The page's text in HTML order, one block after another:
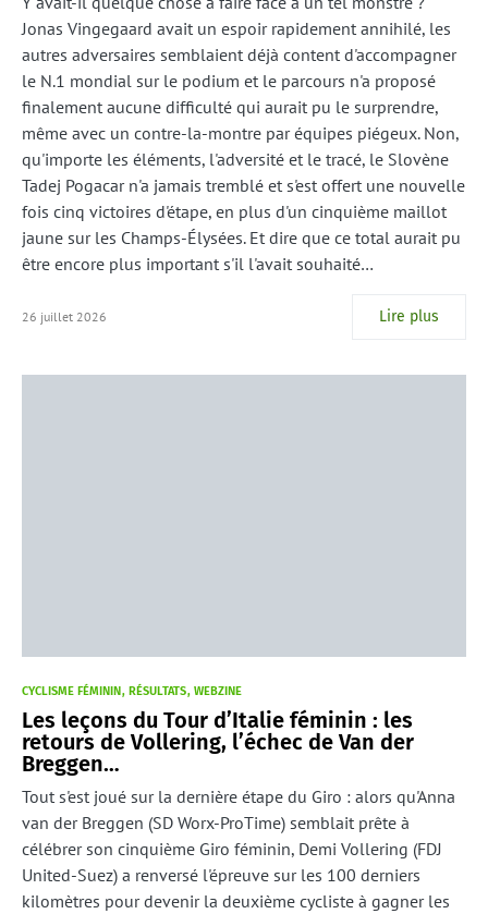
Jonas Vingegaard avait un espoir rapidement annihilé, les
autres adversaires semblaient déjà content d'accompagner
le N.1 mondial sur le podium et le parcours n'a proposé
finalement aucune difficulté qui aurait pu le surprendre,
même avec un contre-la-montre par équipes piégeux. Non,
qu'importe les éléments, l'adversité et le tracé, le Slovène
Tadej Pogacar n'a jamais tremblé et s'est offert une nouvelle
fois cinq victoires d'étape, en plus d'un cinquième maillot
jaune sur les Champs-Élysées. Et dire que ce total aurait pu
être encore plus important s'il l'avait souhaité…
26 juillet 2026 Lire plus
CYCLISME FÉMININ RÉSULTATS WEBZINE
Les leçons du Tour d’Italie féminin : les
retours de Vollering, l’échec de Van der
Breggen…
Tout s'est joué sur la dernière étape du Giro : alors qu'Anna
van der Breggen (SD Worx-ProTime) semblait prête à
célébrer son cinquième Giro féminin, Demi Vollering (FDJ
United-Suez) a renversé l'épreuve sur les 100 derniers
kilomètres pour devenir la deuxième cycliste à gagner les